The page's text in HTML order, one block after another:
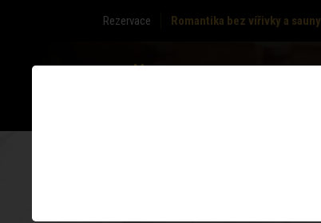
Rezervace Romantika bez vířivky a sauny